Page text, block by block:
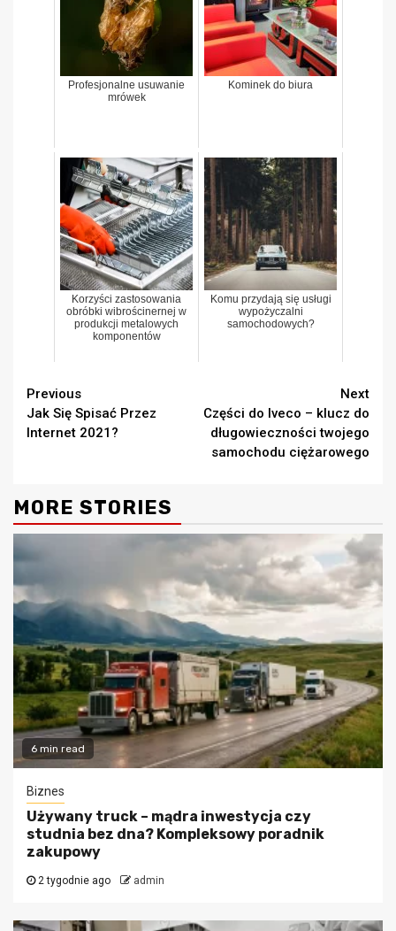
Profesjonalne usuwanie
mrówek
Kominek do biura
Korzyści zastosowania
obróbki wibrościnernej w
produkcji metalowych
komponentów
Komu przydają się usługi
wypożyczalni
samochodowych?
Continue
Reading
Previous
Jak Się Spisać Przez
Internet 2021?
Next
Części do Iveco – klucz do
długowieczności twojego
samochodu ciężarowego
MORE STORIES
6 min read
Biznes
Używany truck – mądra inwestycja czy
studnia bez dna? Kompleksowy poradnik
zakupowy
2 tygodnie ago admin